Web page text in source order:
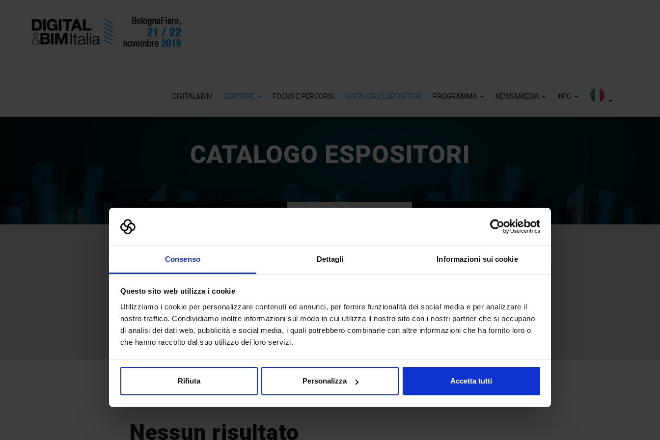
Consenso Dettagli Informazioni sui cookie
Questo sito web utilizza i cookie
Utilizziamo i cookie per personalizzare contenuti ed annunci, per fornire funzionalità dei social media e per analizzare il
nostro traffico. Condividiamo inoltre informazioni sul modo in cui utilizza il nostro sito con i nostri partner che si occupano
di analisi dei dati web, pubblicità e social media, i quali potrebbero combinarle con altre informazioni che ha fornito loro o
che hanno raccolto dal suo utilizzo dei loro servizi.
Rifiuta Personalizza Accetta tutti
DIGITAL&BIM ESPORRE FOCUS E PERCORSI CATALOGO ESPOSITORI PROGRAMMA NEWS&MEDIA INFO
CATALOGO ESPOSITORI
CERCA PER
Comunicato stampa
Cerca
RISULTATI DELLA RICERCA
Nessun risultato